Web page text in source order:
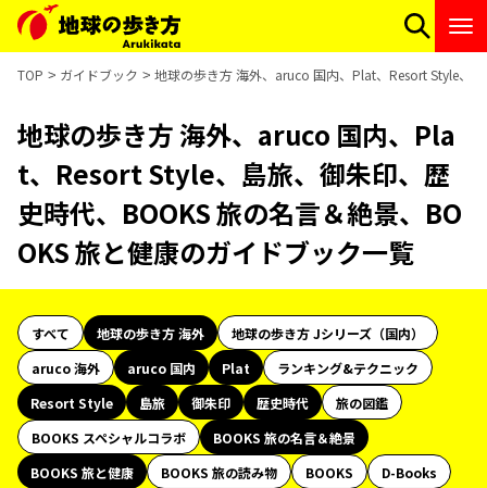
TOP ガイドブック 地球の歩き方 海外、aruco 国内、Plat、Resort Style、
地球の歩き方 海外、aruco 国内、Pla
t、Resort Style、島旅、御朱印、歴
史時代、BOOKS 旅の名言＆絶景、BO
OKS 旅と健康のガイドブック一覧
すべて 地球の歩き方 海外
地球の歩き方 Jシリーズ（国内）
aruco 海外
aruco 国内 Plat
ランキング&テクニック
Resort Style
島旅 御朱印 歴史時代
旅の図鑑
BOOKS スペシャルコラボ
BOOKS 旅の名言＆絶景
BOOKS 旅と健康
BOOKS 旅の読み物 BOOKS
D-Books